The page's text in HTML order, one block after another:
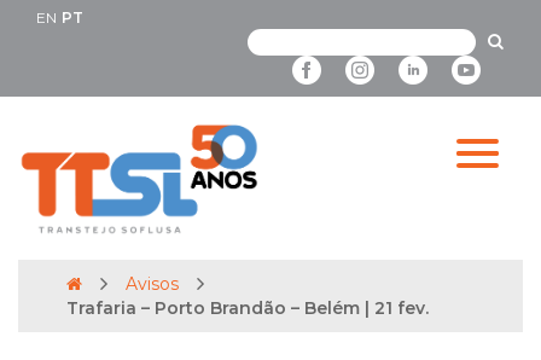
EN PT
Avisos
Trafaria – Porto Brandão – Belém | 21 fev.